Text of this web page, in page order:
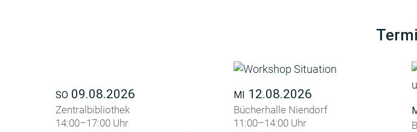
SO 09.08.2026
Zentralbibliothek
14:00–17:00 Uhr
MI 12.08.2026
Bücherhalle Niendorf
11:00–14:00 Uhr